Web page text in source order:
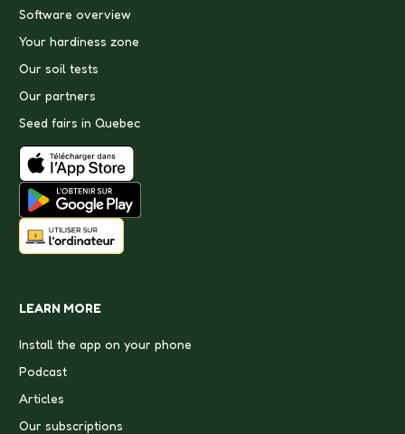
Software overview
Your hardiness zone
Our soil tests
Our partners
Seed fairs in Quebec
LEARN MORE
Install the app on your phone
Podcast
Articles
Our subscriptions